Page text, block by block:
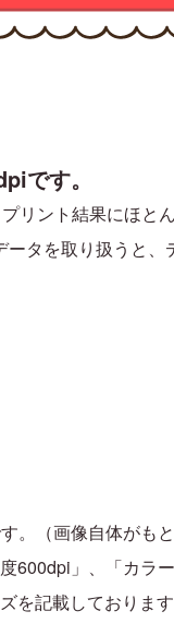
です。
リント結果にほ
タを取り扱うと
（画像自体がも
」、「カラ
記載しておりま